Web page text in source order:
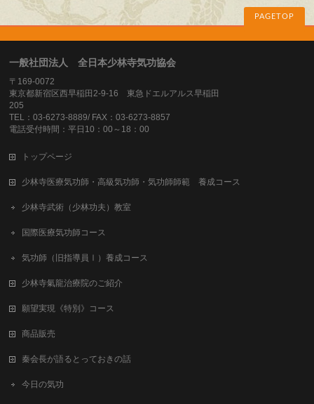
PAGETOP
一般社団法人 全日本少林寺気功協会
〒169-0072
東京都新宿区西早稲田2-9-16 東急ドエルアルス早稲田
205
TEL：03-6273-8889/ FAX：03-6273-8857
電話受付時間：平日10：00～18：00
トップページ
少林寺医療気功師・高級気功師・気功師師範 養成コース
少林寺武術（少林功夫）教室
国際医療気功師コース
気功師（旧指導員Ⅰ）養成コース
少林寺氣龍治療院のご紹介
願望実現《特別》コース
商品販売
秦会長が語るとっておきの話
今日の気功